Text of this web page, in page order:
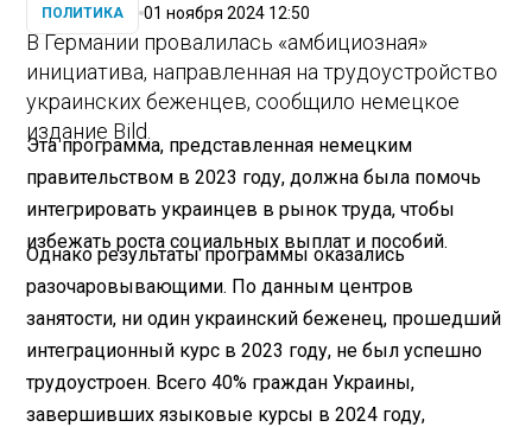
ПОЛИТИКА 01 ноября 2024 12:50
В Германии провалилась «амбициозная»
инициатива, направленная на трудоустройство
украинских беженцев, сообщило немецкое
издание Bild.
Эта программа, представленная немецким
правительством в 2023 году, должна была помочь
интегрировать украинцев в рынок труда, чтобы
избежать роста социальных выплат и пособий.
Однако результаты программы оказались
разочаровывающими. По данным центров
занятости, ни один украинский беженец, прошедший
интеграционный курс в 2023 году, не был успешно
трудоустроен. Всего 40% граждан Украины,
завершивших языковые курсы в 2024 году,